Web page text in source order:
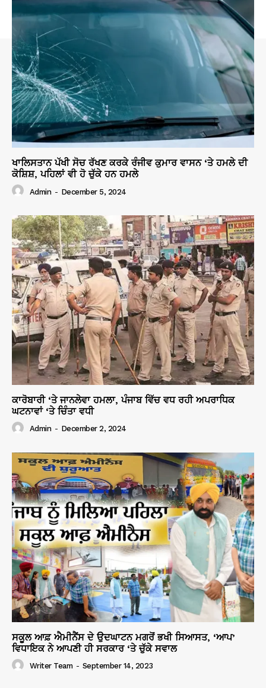
ਖਾਲਿਸਤਾਨ ਪੱਖੀ ਸੋਚ ਰੱਖਣ ਕਰਕੇ ਰੰਜੀਵ ਕੁਮਾਰ ਵਾਸਨ ‘ਤੇ ਹਮਲੇ ਦੀ
ਕੋਸ਼ਿਸ਼, ਪਹਿਲਾਂ ਵੀ ਹੋ ਚੁੱਕੇ ਹਨ ਹਮਲੇ
Admin - December 5, 2024
ਕਾਰੋਬਾਰੀ ‘ਤੇ ਜਾਨਲੇਵਾ ਹਮਲਾ, ਪੰਜਾਬ ਵਿੱਚ ਵਧ ਰਹੀ ਅਪਰਾਧਿਕ
ਘਟਨਾਵਾਂ ‘ਤੇ ਚਿੰਤਾ ਵਧੀ
Admin - December 2, 2024
ਸਕੂਲ ਆਫ਼ ਐਮੀਨੈਂਸ ਦੇ ਉਦਘਾਟਨ ਮਗਰੋਂ ਭਖੀ ਸਿਆਸਤ, ‘ਆਪ’
ਵਿਧਾਇਕ ਨੇ ਆਪਣੀ ਹੀ ਸਰਕਾਰ ‘ਤੇ ਚੁੱਕੇ ਸਵਾਲ
Writer Team - September 14, 2023